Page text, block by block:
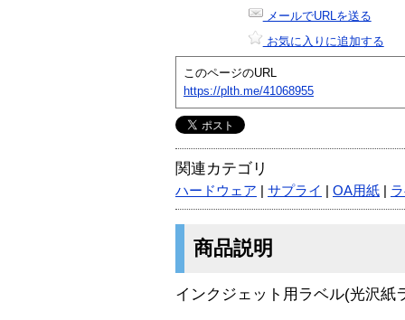
メールでURLを送る
お気に入りに追加する
このページのURL
https://plth.me/41068955
関連カテゴリ
ハードウェア サプライ OA用紙
商品説明
インクジェット用ラベル(光沢紙